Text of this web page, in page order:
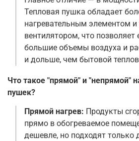
Тепловая пушка обладает
нагревательным элементом
вентилятором, что позволяет
большие объемы воздуха и
и дольше, чем бытовой
Что такое "прямой" и "непрямой"
пушек?
Прямой нагрев: Продукты
прямо в обогреваемое
дешевле, но подходят только